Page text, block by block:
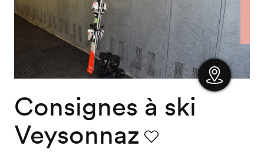
Consignes à ski
Veysonnaz